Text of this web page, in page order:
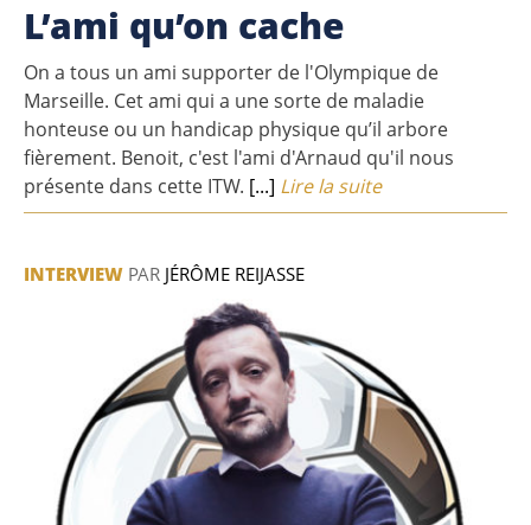
L’ami qu’on cache
On a tous un ami supporter de l'Olympique de
Marseille. Cet ami qui a une sorte de maladie
honteuse ou un handicap physique qu’il arbore
fièrement. Benoit, c'est l'ami d'Arnaud qu'il nous
présente dans cette ITW. [...] Lire la suite
INTERVIEW PAR JÉRÔME REIJASSE